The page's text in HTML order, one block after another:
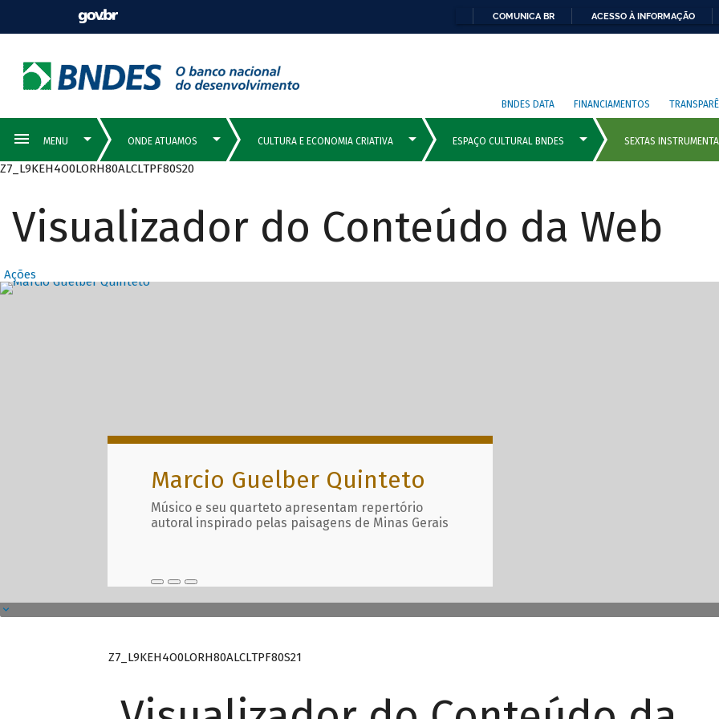
COMUNICA BR ACESSO À INFORMAÇÃO
BNDES DATA FINANCIAMENTOS
Z7_L9KEH4O0LORH80ALCLTPF80S20
Visualizador do Conteúdo da Web
Ações
Destaques Principais com
Marcio Guelber Quinteto
Músico e seu quarteto apresentam repertório
autoral inspirado pelas paisagens de Minas Gerais
Z7_L9KEH4O0LORH80ALCLTPF80S21